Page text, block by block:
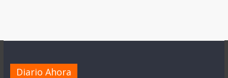
Diario Ahora